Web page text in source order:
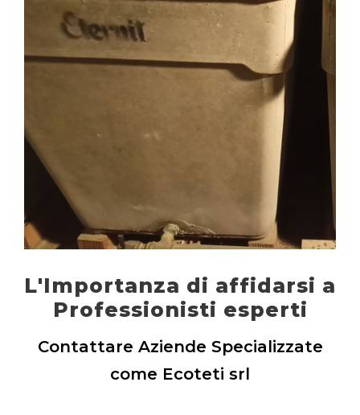
L'Importanza di affidarsi a
Professionisti esperti
Contattare Aziende Specializzate
come Ecoteti srl